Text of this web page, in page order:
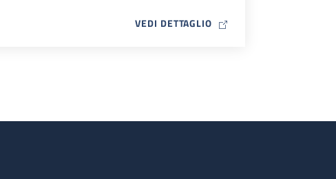
VEDI DETTAGLIO MAP ICON